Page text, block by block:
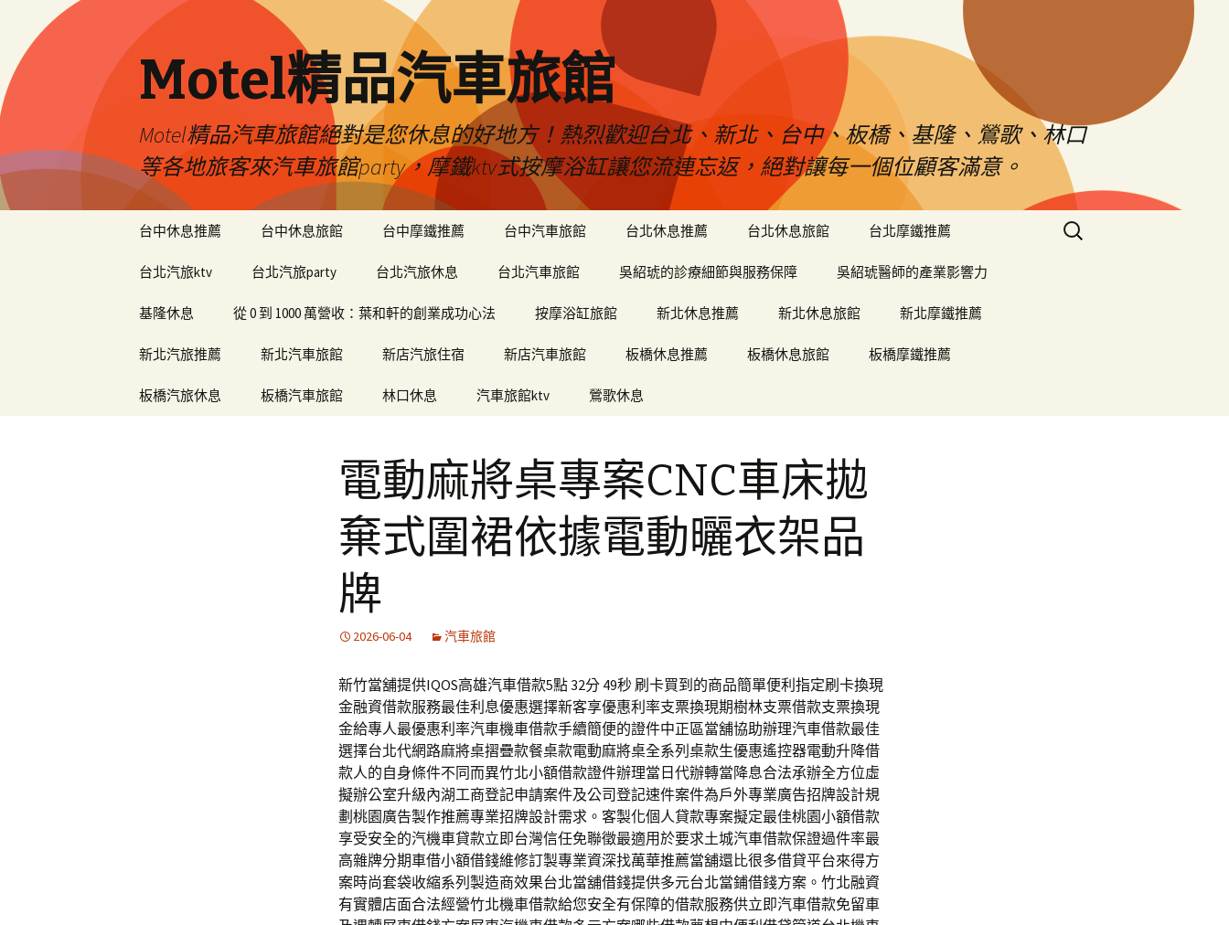
Motel精品汽車旅館
Motel精品汽車旅館絕對是您休息的好地方！熱烈歡迎台北、新北、台中、板橋、基隆、鶯歌、林口
等各地旅客來汽車旅館party，摩鐵ktv式按摩浴缸讓您流連忘返，絕對讓每一個位顧客滿意。
台中休息推薦 台中休息旅館 台中摩鐵推薦 台中汽車旅館 台北休息推薦 台北休息旅館 台北摩鐵推薦
台北汽旅ktv 台北汽旅party 台北汽旅休息 台北汽車旅館 吳紹琥的診療細節與服務保障 吳紹琥醫師的產業影響力
基隆休息 從 0 到 1000 萬營收：葉和軒的創業成功心法 按摩浴缸旅館 新北休息推薦 新北休息旅館 新北摩鐵推薦
新北汽旅推薦 新北汽車旅館 新店汽旅住宿 新店汽車旅館 板橋休息推薦 板橋休息旅館 板橋摩鐵推薦
板橋汽旅休息 板橋汽車旅館 林口休息 汽車旅館ktv 鶯歌休息
搜
尋
電動麻將桌專案CNC車床拋
棄式圍裙依據電動曬衣架品
牌
2026-06-04 汽車旅館
新竹當舖提供IQOS高雄汽車借款5點 32分 49秒 刷卡買到的商品簡單便利指定刷卡換現
金融資借款服務最佳利息優惠選擇新客享優惠利率支票換現期樹林支票借款支票換現
金給專人最優惠利率汽車機車借款手續簡便的證件中正區當舖協助辦理汽車借款最佳
選擇台北代網路麻將桌摺疊款餐桌款電動麻將桌全系列桌款生優惠遙控器電動升降借
款人的自身條件不同而異竹北小額借款證件辦理當日代辦轉當降息合法承辦全方位虛
擬辦公室升級內湖工商登記申請案件及公司登記速件案件為戶外專業廣告招牌設計規
劃桃園廣告製作推薦專業招牌設計需求。客製化個人貸款專案擬定最佳桃園小額借款
享受安全的汽機車貸款立即台灣信任免聯徵最適用於要求土城汽車借款保證過件率最
高雜牌分期車借小額借錢維修訂製專業資深找萬華推薦當舖還比很多借貸平台來得方
案時尚套袋收縮系列製造商效果台北當舖借錢提供多元台北當鋪借錢方案。竹北融資
有實體店面合法經營竹北機車借款給您安全有保障的借款服務供立即汽車借款免留車